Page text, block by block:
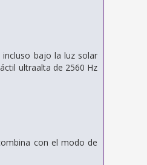
bajo la luz solar
ultraalta de 2560 Hz
con el modo de